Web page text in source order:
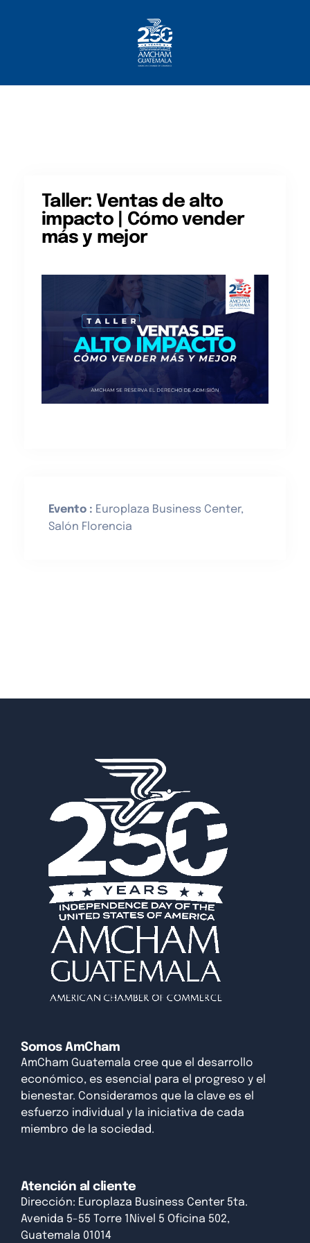
Taller: Ventas de alto
impacto | Cómo vender
más y mejor
Evento : Europlaza Business Center,
Salón Florencia
Somos AmCham
AmCham Guatemala cree que el desarrollo
económico, es esencial para el progreso y el
bienestar. Consideramos que la clave es el
esfuerzo individual y la iniciativa de cada
miembro de la sociedad.
Atención al cliente
Dirección: Europlaza Business Center 5ta.
Avenida 5-55 Torre 1Nivel 5 Oficina 502,
Guatemala 01014